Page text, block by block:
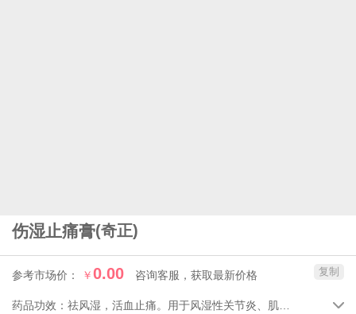
伤湿止痛膏(奇正)
参考市场价： ￥0.00 咨询客服，获取最新价格 复制
药品功效： 